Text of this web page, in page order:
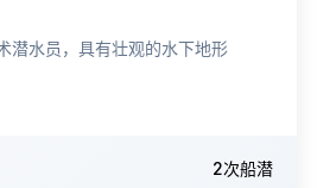
潜水员，具有壮观的水下地形
2次船潜